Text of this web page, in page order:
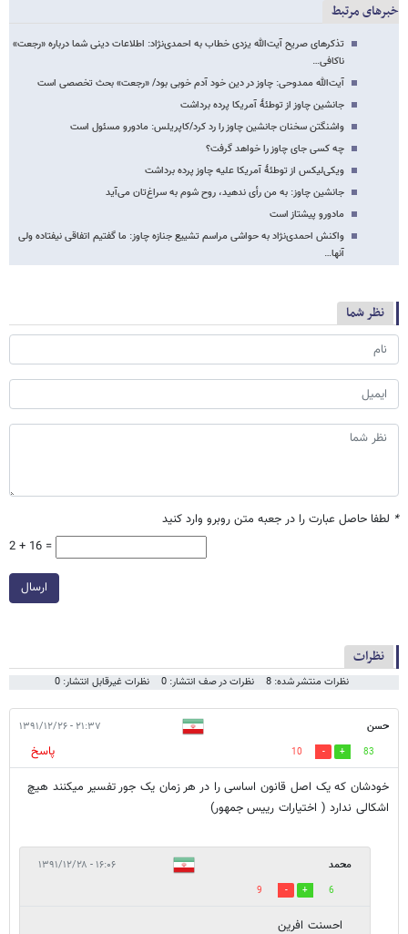
خبرهای مرتبط
تذکرهای صریح آیت‌الله یزدی خطاب به احمدی‌نژاد: اطلاعات دینی شما درباره «رجعت»
ناکافی…
آیت‌الله ممدوحی: چاوز در دین خود آدم خوبی بود/ «رجعت» بحث تخصصی است
جانشین چاوز از توطئۀ آمریکا پرده برداشت
واشنگتن سخنان جانشین چاوز را رد کرد/کاپریلس: مادورو مسئول است
چه کسی جای چاوز را خواهد گرفت؟
ویکی‌لیکس از توطئۀ آمریکا علیه چاوز پرده برداشت
جانشین چاوز: به من رأی ندهید، روح شوم به سراغ‌تان می‌آید
مادورو پیشتاز است
واکنش احمدی‌نژاد به حواشی مراسم تشییع جنازه چاوز: ما گفتیم اتفاقی نیفتاده ولی
آ‌نها…
نظر شما
* لطفا حاصل عبارت را در جعبه متن روبرو وارد کنید
2 + 16 =
ارسال
نظرات
نظرات منتشر شده: 8 نظرات در صف انتشار: 0 نظرات غیرقابل انتشار: 0
حسن ۲۱:۳۷ - ۱۳۹۱/۱۲/۲۶
83
10
پاسخ
خودشان که یک اصل قانون اساسی را در هر زمان یک جور تفسیر میکنند هیچ
اشکالی ندارد ( اختیارات رییس جمهور)
محمد ۱۶:۰۶ - ۱۳۹۱/۱۲/۲۸
6
9
احسنت افرین